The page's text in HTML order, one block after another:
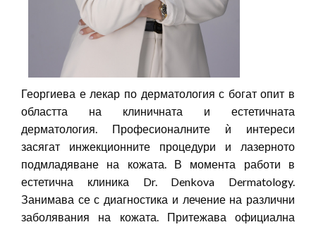
Георгиева е лекар по дерматология с богат опит в
областта на клиничната и естетичната
дерматология. Професионалните ѝ интереси
засягат инжекционните процедури и лазерното
подмладяване на кожата. В момента работи в
естетична клиника Dr. Denkova Dermatology.
Занимава се с диагностика и лечение на различни
заболявания на кожата. Притежава официална